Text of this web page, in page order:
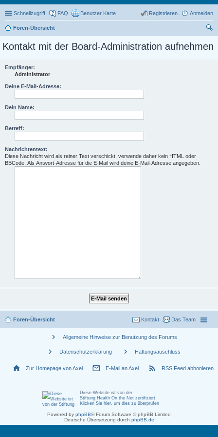
Schnellzugriff FAQ Benutzer Karte Anmelden
Registrieren
Foren-Übersicht
he
Kontakt mit der Board-Administration aufnehmen
Empfänger:
Administrator
Deine E-Mail-Adresse:
Dein Name:
Betreff:
Nachrichtentext:
Diese Nachricht wird als reiner Text verschickt, verwende daher kein HTML oder
BBCode. Als Antwort-Adresse für die E-Mail wird deine E-Mail-Adresse angegeben.
Foren-Übersicht Das Team
Kontakt
chevron_right Allgemeine Hinweise zur Benutzung des Forums
chevron_right Datenschutzerklärung chevron_right Haftungsauschluss
home Zur Homepage von Axel mail_outline E-Mail an Axel rss_feed RSS Feed abbonieren
Diese Website ist von der
Stiftung Health On the Net zertifiziert.
Klicken Sie hier, um dies zu überprüfen
Powered by phpBB® Forum Software © phpBB Limited
Deutsche Übersetzung durch phpBB.de